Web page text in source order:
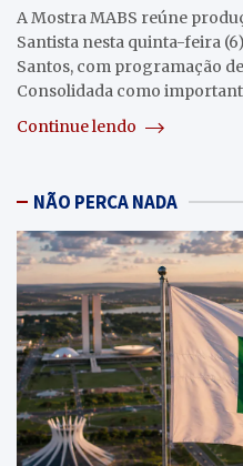
A Mostra MABS reúne
Santista nesta quinta-feira
Santos, com programação
Consolidada como
Continue lendo
NÃO PERCA NADA